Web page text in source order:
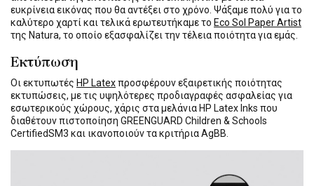
ευκρίνεια εικόνας που θα αντέξει στο χρόνο. Ψάξαμε πολύ για το
καλύτερο χαρτί και τελικά ερωτευτήκαμε το Eco Sol Paper Artist
της Natura, το οποίο εξασφαλίζει την τέλεια ποιότητα για εμάς.
Εκτύπωση
Οι εκτυπωτές HP Latexπροσφέρουν εξαιρετικής ποιότητας
εκτυπώσεις, με τις υψηλότερες προδιαγραφές ασφαλείας για
εσωτερικούς χώρους, χάρις στα μελάνια HP Latex Inks που
διαθέτουν πιστοποίηση GREENGUARD Children & Schools
CertifiedSM3 και ικανοποιούν τα κριτήρια AgBB.